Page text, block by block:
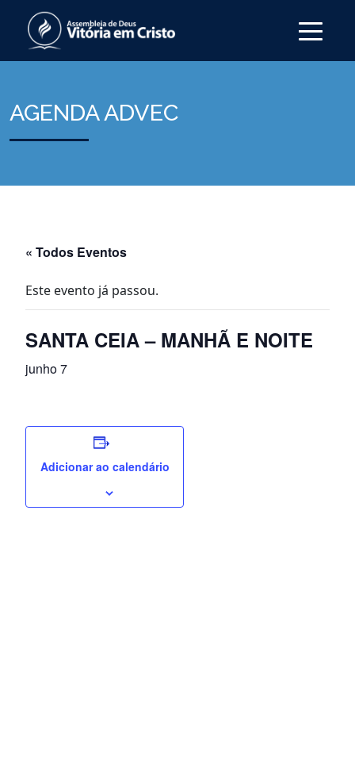
AGENDA ADVEC
« Todos Eventos
Este evento já passou.
SANTA CEIA – MANHÃ E NOITE
junho 7
Adicionar ao calendário